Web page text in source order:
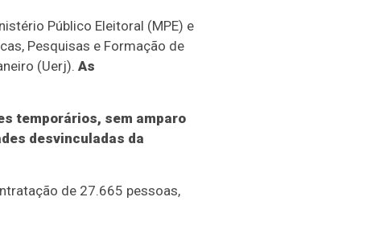
Público Eleitoral (MPE) e
Pesquisas e Formação de
(Uerj). As
temporários, sem amparo
desvinculadas da
de 27.665 pessoas,